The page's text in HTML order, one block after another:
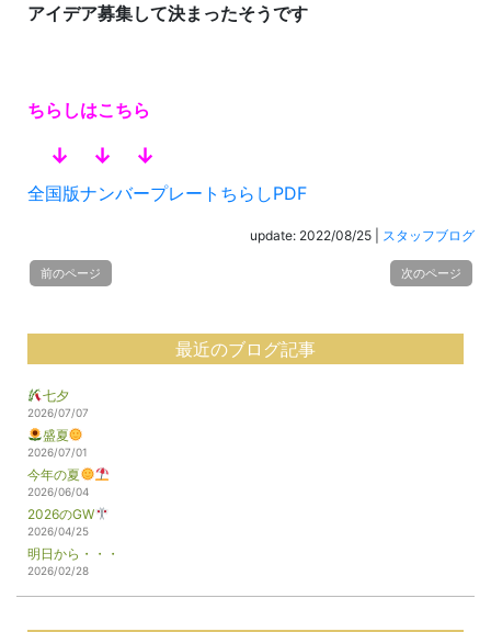
アイデア募集して決まったそうです
ちらしはこちら
↓ ↓ ↓
全国版ナンバープレートちらしPDF
update: 2022/08/25 スタッフブログ
前のページ 次のページ
最近のブログ記事
七夕
2026/07/07
盛夏
2026/07/01
今年の夏
2026/06/04
2026のGW
2026/04/25
明日から・・・
2026/02/28